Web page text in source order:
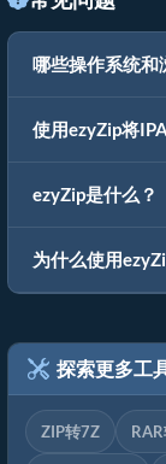
哪些操作系统和
使用ezyZip将
ezyZip是什么？
为什么使用
探索更多工
ZIP转7Z